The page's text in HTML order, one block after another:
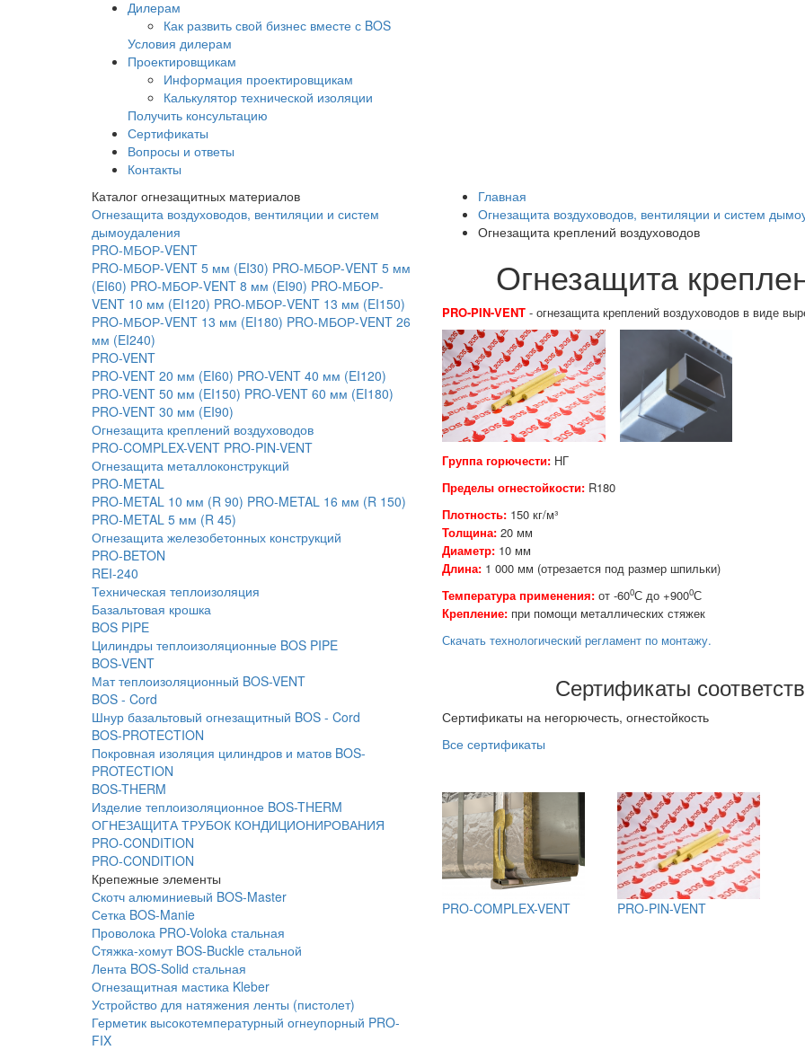
Дилерам
Как развить свой бизнес вместе с BOS
Условия дилерам
Проектировщикам
Информация проектировщикам
Калькулятор технической изоляции
Получить консультацию
Сертификаты
Вопросы и ответы
Контакты
Главная
Огнезащита воздуховодов, вентиляции и систем
Огнезащита креплений воздуховодов
Огнезащита
PRO-PIN-VENT - огнезащита креплений воздуховодов в виде
Группа горючести: НГ
Пределы огнестойкости: R180
Плотность: 150 кг/м³
Толщина: 20 мм
Диаметр: 10 мм
Длина: 1 000 мм (отрезается под размер шпильки)
Температура применения: от -600С до +9000С
Крепление: при помощи металлических стяжек
Скачать технологический регламент по монтажу.
Сертификаты
Сертификаты на негорючесть, огнестойкость
Все сертификаты
PRO-COMPLEX-VENT PRO-PIN-VENT
Каталог огнезащитных материалов
Огнезащита воздуховодов, вентиляции и систем
дымоудаления
PRO-МБОР-VENT
PRO-МБОР-VENT 5 мм (EI30) PRO-МБОР-VENT 5 мм
(EI60) PRO-МБОР-VENT 8 мм (EI90) PRO-МБОР-
VENT 10 мм (EI120) PRO-МБОР-VENT 13 мм (EI150)
PRO-МБОР-VENT 13 мм (EI180) PRO-МБОР-VENT 26
мм (EI240)
PRO-VENT
PRO-VENT 20 мм (EI60) PRO-VENT 40 мм (EI120)
PRO-VENT 50 мм (EI150) PRO-VENT 60 мм (EI180)
PRO-VENT 30 мм (EI90)
Огнезащита креплений воздуховодов
PRO-COMPLEX-VENT PRO-PIN-VENT
Огнезащита металлоконструкций
PRO-METAL
PRO-METAL 10 мм (R 90) PRO-METAL 16 мм (R 150)
PRO-METAL 5 мм (R 45)
Огнезащита железобетонных конструкций
PRO-BETON
REI-240
Техническая теплоизоляция
Базальтовая крошка
BOS PIPE
Цилиндры теплоизоляционные BOS PIPE
BOS-VENT
Мат теплоизоляционный BOS-VENT
BOS - Cord
Шнур базальтовый огнезащитный BOS - Cord
BOS-PROTECTION
Покровная изоляция цилиндров и матов BOS-
PROTECTION
BOS-THERM
Изделие теплоизоляционное BOS-THERM
ОГНЕЗАЩИТА ТРУБОК КОНДИЦИОНИРОВАНИЯ
PRO-CONDITION
PRO-CONDITION
Крепежные элементы
Скотч алюминиевый BOS-Master
Сетка BOS-Manie
Проволока PRO-Voloka стальная
Cтяжка-хомут BOS-Buckle стальной
Лента BOS-Solid стальная
Огнезащитная мастика Kleber
Устройство для натяжения ленты (пистолет)
Герметик высокотемпературный огнеупорный PRO-
FIX